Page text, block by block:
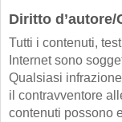
Diritto
Tutti i contenuti,
Internet sono
Qualsiasi
il contravventore
contenuti possono